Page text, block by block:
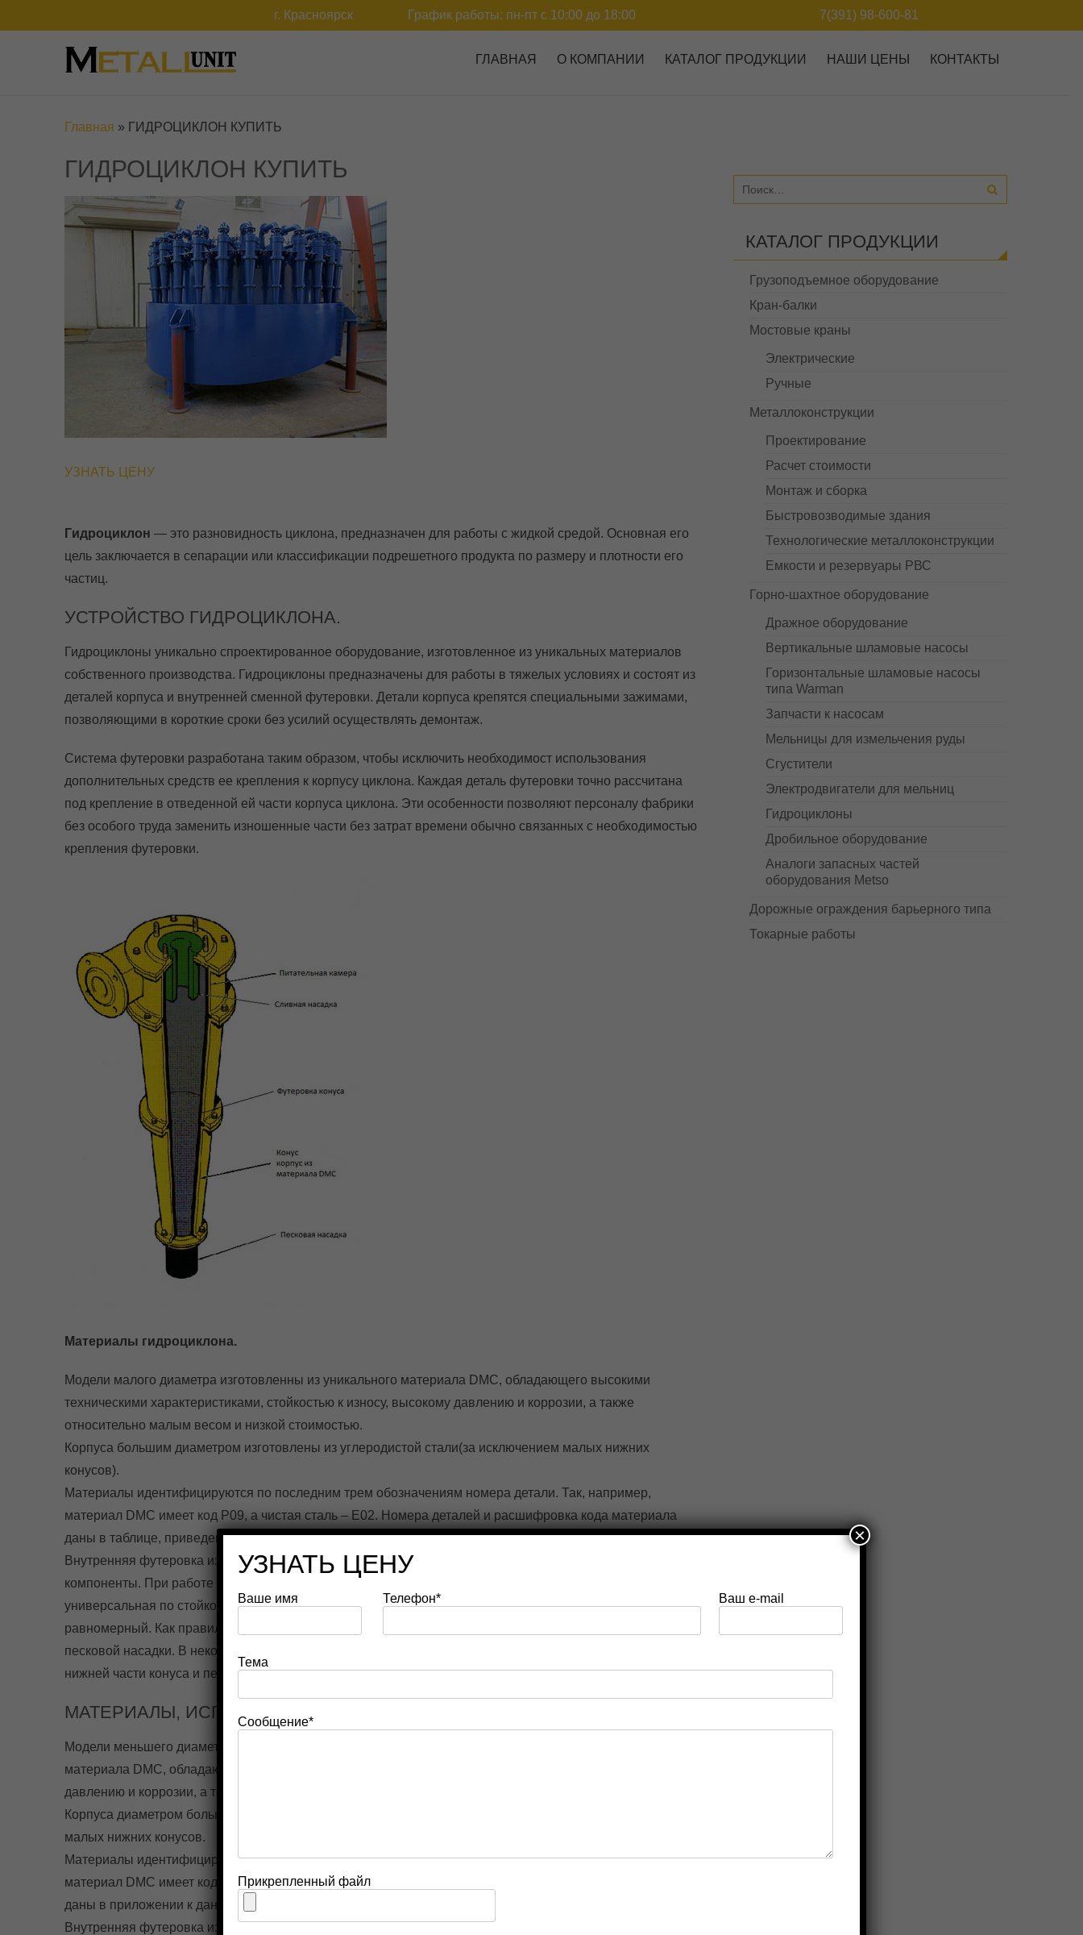
г. Красноярск График работы: пн-пт с 10:00 до 18:00 7(391) 98-600-81
ГЛАВНАЯ О КОМПАНИИ КАТАЛОГ ПРОДУКЦИИ НАШИ ЦЕНЫ КОНТАКТЫ
Главная » ГИДРОЦИКЛОН КУПИТЬ
ГИДРОЦИКЛОН КУПИТЬ
УЗНАТЬ ЦЕНУ
Гидроциклон — это разновидность циклона, предназначен для работы с жидкой средой. Основная его
цель заключается в сепарации или классификации подрешетного продукта по размеру и плотности его
частиц.
УСТРОЙСТВО ГИДРОЦИКЛОНА.
Гидроциклоны уникально спроектированное оборудование, изготовленное из уникальных материалов
собственного производства. Гидроциклоны предназначены для работы в тяжелых условиях и состоят из
деталей корпуса и внутренней сменной футеровки. Детали корпуса крепятся специальными зажимами,
позволяющими в короткие сроки без усилий осуществлять демонтаж.
Система футеровки разработана таким образом, чтобы исключить необходимост использования
дополнительных средств ее крепления к корпусу циклона. Каждая деталь футеровки точно рассчитана
под крепление в отведенной ей части корпуса циклона. Эти особенности позволяют персоналу фабрики
без особого труда заменить изношенные части без затрат времени обычно связанных с необходимостью
крепления футеровки.
Материалы гидроциклона.
Модели малого диаметра изготовленны из уникального материала DMC, обладающего высокими
техническими характеристиками, стойкостью к износу, высокому давлению и коррозии, а также
относительно малым весом и низкой стоимостью.
Корпуса большим диаметром изготовлены из углеродистой стали(за исключением малых нижних
конусов).
Материалы идентифицируются по последним трем обозначениям номера детали. Так, например,
материал DMC имеет код Р09, а чистая сталь – Е02. Номера деталей и расшифровка кода материала
даны в таблице, приведенной ниже.
Внутренняя футеровка изготавливается из специальной резины, в состав которой входят натуральные
компоненты. При работе в различного типа средах, износ имеет различный характер. Разработана
универсальная по стойкости резина для работы с различными средами, износ которой приблизительно
равномерный. Как правило, нижняя часть циклона наиболее подвержена износу, особенно это касается
песковой насадки. В некоторых случаях, целесообразна замена резиновой футеровки на керамическую в
нижней части конуса и песковой насадке, что повышает эффективность.
МАТЕРИАЛЫ, ИСПОЛЬЗУЕМЫЕ ПРИ ИЗГОТОВЛЕНИИ ГИДРОЦИКЛОНА
Модели меньшего диаметра, чем модель 500CVX, имеют корпус, изготовленный из уникального
материала DMC, обладающего высокими техническими характеристиками, стойкостью к износу, высокому
давлению и коррозии, а также относительно малым весом и низкой стоимостью.
Корпуса диаметром большим, чем у модели 400CVX изготовлены из углеродистой стали за исключением
малых нижних конусов.
Материалы идентифицируются по последним трем обозначениям номера детали. Так, например,
материал DMC имеет код Р09, а чистая сталь – Е02. Номера деталей и расшифровка кода материала
даны в приложении к данной инструкции.
Внутренняя футеровка изготавливается из спец. резины, в состав которой входят натуральные
КАТАЛОГ ПРОДУКЦИИ
Грузоподъемное оборудование
Кран-балки
Мостовые краны
Электрические
Ручные
Металлоконструкции
Проектирование
Расчет стоимости
Монтаж и сборка
Быстровозводимые здания
Технологические металлоконструкции
Емкости и резервуары РВС
Горно-шахтное оборудование
Дражное оборудование
Вертикальные шламовые насосы
Горизонтальные шламовые насосы
типа Warman
Запчасти к насосам
Мельницы для измельчения руды
Сгустители
Электродвигатели для мельниц
Гидроциклоны
Дробильное оборудование
Аналоги запасных частей
оборудования Metso
Дорожные ограждения барьерного типа
Токарные работы
УЗНАТЬ ЦЕНУ
Ваше имя Телефон* Ваш e-mail
Тема
Сообщение*
Прикрепленный файл
×